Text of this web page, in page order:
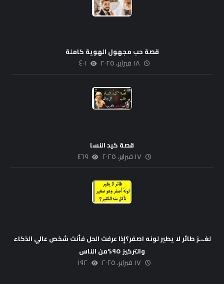
قصة حب مجهول الهوية كاملة
١٨ فبراير، ٢٠٢٥ ٤٠١
قصة كيد النسا
١٧ فبراير، ٢٠٢٥ ٤٦٩
لغـ،ـز طائر لا يطير لونه اصفر؟إذا عرفت الحل فأنت شخص عالي الذكاء
والتركيز ٩٥%من الناس
١٧ فبراير، ٢٠٢٥ ١٩٢